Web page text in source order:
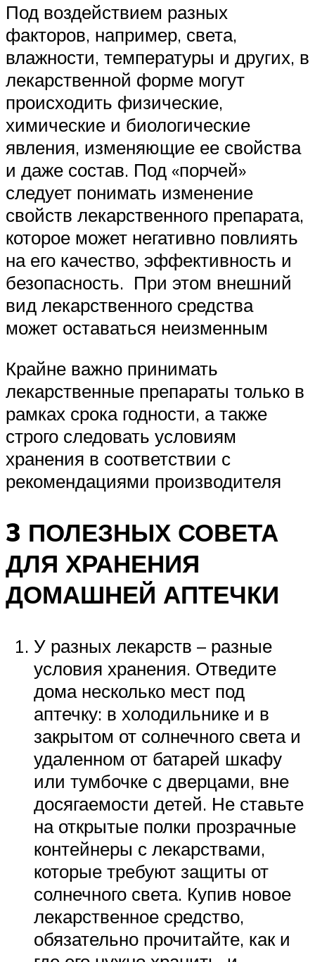
Под воздействием разных
факторов, например, света,
влажности, температуры и других, в
лекарственной форме могут
происходить физические,
химические и биологические
явления, изменяющие ее свойства
и даже состав. Под «порчей»
следует понимать изменение
свойств лекарственного препарата,
которое может негативно повлиять
на его качество, эффективность и
безопасность. При этом внешний
вид лекарственного средства
может оставаться неизменным
Крайне важно принимать
лекарственные препараты только в
рамках срока годности, а также
строго следовать условиям
хранения в соответствии с
рекомендациями производителя
3 ПОЛЕЗНЫХ СОВЕТА
ДЛЯ ХРАНЕНИЯ
ДОМАШНЕЙ АПТЕЧКИ
У разных лекарств – разные
условия хранения. Отведите
дома несколько мест под
аптечку: в холодильнике и в
закрытом от солнечного света и
удаленном от батарей шкафу
или тумбочке с дверцами, вне
досягаемости детей. Не ставьте
на открытые полки прозрачные
контейнеры с лекарствами,
которые требуют защиты от
солнечного света. Купив новое
лекарственное средство,
обязательно прочитайте, как и